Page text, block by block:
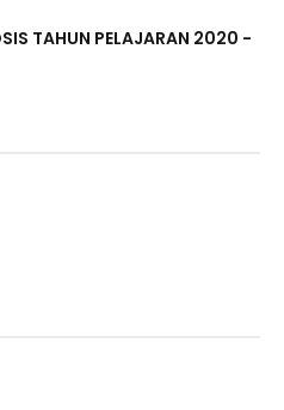
TAHUN PELAJARAN 2020 -